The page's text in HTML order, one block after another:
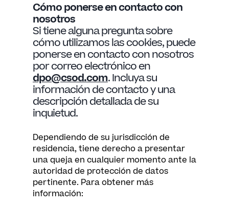
Cómo ponerse en contacto con
nosotros
Si tiene alguna pregunta sobre
cómo utilizamos las cookies, puede
ponerse en contacto con nosotros
por correo electrónico en
dpo@csod.com. Incluya su
información de contacto y una
descripción detallada de su
inquietud.
Dependiendo de su jurisdicción de
residencia, tiene derecho a presentar
una queja en cualquier momento ante la
autoridad de protección de datos
pertinente. Para obtener más
información: